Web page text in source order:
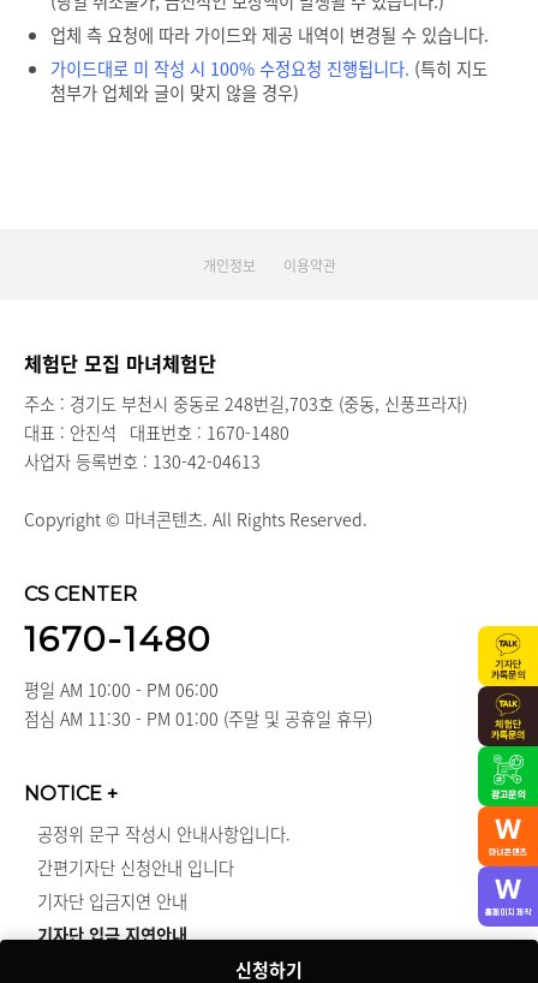
신청하기
업체 측 요청에 따라 가이드와 제공 내역이 변경될 수 있습니다.
가이드대로 미 작성 시 100% 수정요청 진행됩니다. (특히 지도
첨부가 업체와 글이 맞지 않을 경우)
개인정보 이용약관
체험단 모집 마녀체험단
주소 : 경기도 부천시 중동로 248번길,703호 (중동, 신풍프라자)
대표 : 안진석 대표번호 : 1670-1480
사업자 등록번호 : 130-42-04613
Copyright © 마녀콘텐츠. All Rights Reserved.
CS CENTER
1670-1480
평일 AM 10:00 - PM 06:00
점심 AM 11:30 - PM 01:00 (주말 및 공휴일 휴무)
NOTICE +
공정위 문구 작성시 안내사항입니다.
간편기자단 신청안내 입니다
기자단 입금지연 안내
기자단 입금 지연안내